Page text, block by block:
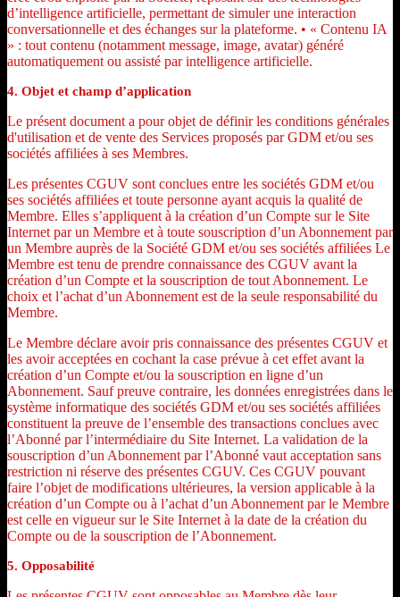
d’intelligence artificielle, permettant de simuler une interaction
conversationnelle et des échanges sur la plateforme. • « Contenu IA
» : tout contenu (notamment message, image, avatar) généré
automatiquement ou assisté par intelligence artificielle.
4. Objet et champ d’application
Le présent document a pour objet de définir les conditions générales
d'utilisation et de vente des Services proposés par GDM et/ou ses
sociétés affiliées à ses Membres.
Les présentes CGUV sont conclues entre les sociétés GDM et/ou
ses sociétés affiliées et toute personne ayant acquis la qualité de
Membre. Elles s’appliquent à la création d’un Compte sur le Site
Internet par un Membre et à toute souscription d’un Abonnement par
un Membre auprès de la Société GDM et/ou ses sociétés affiliées Le
Membre est tenu de prendre connaissance des CGUV avant la
création d’un Compte et la souscription de tout Abonnement. Le
choix et l’achat d’un Abonnement est de la seule responsabilité du
Membre.
Le Membre déclare avoir pris connaissance des présentes CGUV et
les avoir acceptées en cochant la case prévue à cet effet avant la
création d’un Compte et/ou la souscription en ligne d’un
Abonnement. Sauf preuve contraire, les données enregistrées dans le
système informatique des sociétés GDM et/ou ses sociétés affiliées
constituent la preuve de l’ensemble des transactions conclues avec
l’Abonné par l’intermédiaire du Site Internet. La validation de la
souscription d’un Abonnement par l’Abonné vaut acceptation sans
restriction ni réserve des présentes CGUV. Ces CGUV pouvant
faire l’objet de modifications ultérieures, la version applicable à la
création d’un Compte ou à l’achat d’un Abonnement par le Membre
est celle en vigueur sur le Site Internet à la date de la création du
Compte ou de la souscription de l’Abonnement.
5. Opposabilité